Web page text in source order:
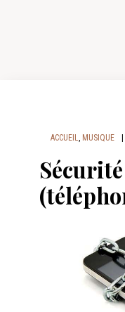
ACCUEIL, MUSIQUE